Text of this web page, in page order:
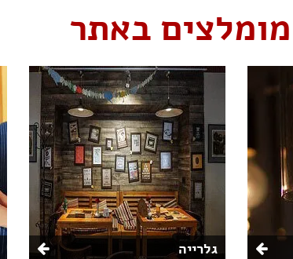
באתר
גלרייה